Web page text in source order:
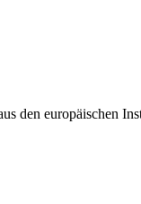
den europäischen